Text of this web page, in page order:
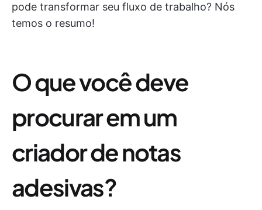
pode transformar seu fluxo de trabalho? Nós
temos o resumo!
O que você deve
procurar em um
criador de notas
adesivas?